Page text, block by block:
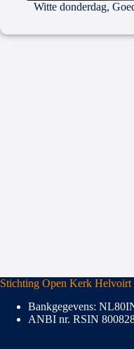
Witte donderdag,
Stichting Open Kerk Helvoirt
Bankgegevens:
ANBI nr. RSIN